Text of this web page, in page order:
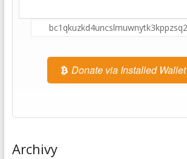
Donate via Installed Wallet
Archivy